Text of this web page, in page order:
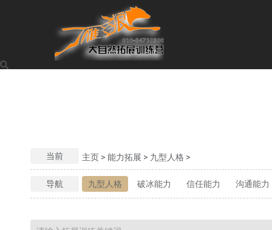
当前 主页 > 能力拓展 > 九型人格 >
导航 九型人格 破冰能力 信任能力 沟通能力